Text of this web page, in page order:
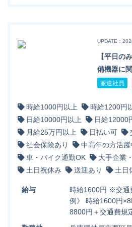
UPDATE：
【平日の
備機器に
派遣社員
時給1000円以上
時給1200円
日給10000円以上
日給12000
月給25万円以上
日払い可
社会保険あり
中高年の方活躍
車・バイク通勤OK
大手企業
土日祝休み
送迎あり 土日
給与
時給1600円 ※交通
例》 時給1600円
8800円＋交通費規